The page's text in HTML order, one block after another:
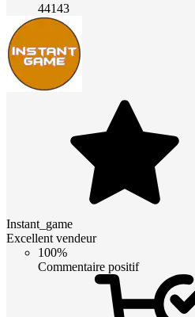
44143
Instant_game
Excellent vendeur
100%
Commentaire positif